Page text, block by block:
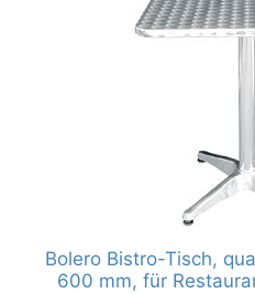
Bolero Bistro-Tisch,
600 mm, für